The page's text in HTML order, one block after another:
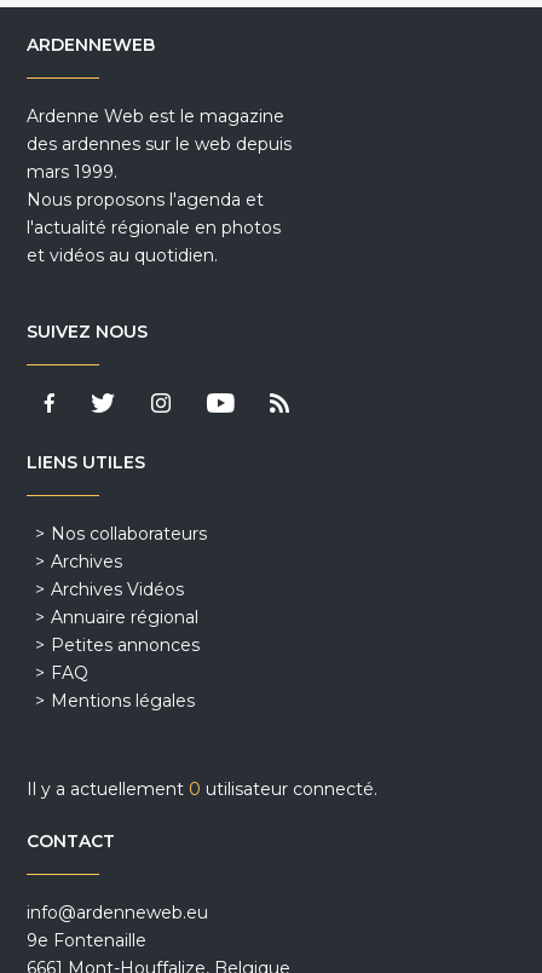
ARDENNEWEB
Ardenne Web est le magazine
des ardennes sur le web depuis
mars 1999.
Nous proposons l'agenda et
l'actualité régionale en photos
et vidéos au quotidien.
SUIVEZ NOUS
LIENS UTILES
Nos collaborateurs
Archives
Archives Vidéos
Annuaire régional
Petites annonces
FAQ
Mentions légales
Il y a actuellement 0 utilisateur connecté.
CONTACT
info@ardenneweb.eu
9e Fontenaille
6661 Mont-Houffalize, Belgique